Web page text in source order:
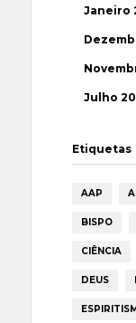
Janeiro
Julho
Etiquetas
AAP
BISPO
CIÊNCIA
DEUS